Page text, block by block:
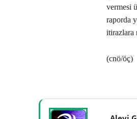
vermesi
raporda
itirazlara
(cnö/öç)